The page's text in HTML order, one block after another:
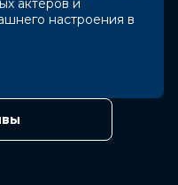
Сукачев,
Марина Ломтева
актёров и
настроения в